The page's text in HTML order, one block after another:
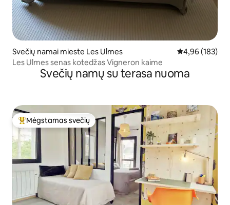
Svečių namai mieste Les Ulmes Vidutinis
4,96 (183)
Les Ulmes senas kotedžas Vigneron kaime
Svečių namų su terasa nuoma
Svečių mėgstamiausias
Mėgstamas svečių